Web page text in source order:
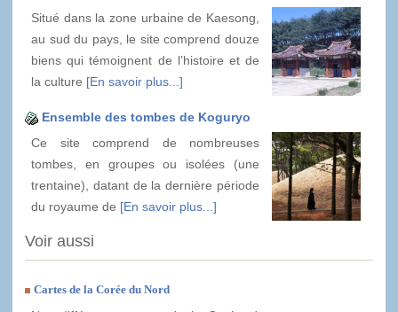
Situé dans la zone urbaine de Kaesong,
au sud du pays, le site comprend douze
biens qui témoignent de l’histoire et de
la culture [En savoir plus...]
Ensemble des tombes de Koguryo
Ce site comprend de nombreuses
tombes, en groupes ou isolées (une
trentaine), datant de la dernière période
du royaume de [En savoir plus...]
Voir aussi
Cartes de la Corée du Nord